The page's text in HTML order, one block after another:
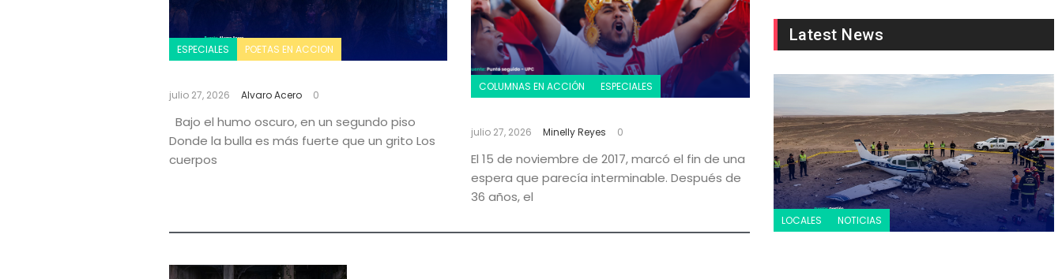
ESPECIALES POETAS EN ACCION
julio 27, 2026 Alvaro Acero 0
Bajo el humo oscuro, en un segundo piso
Donde la bulla es más fuerte que un grito Los
cuerpos
COLUMNAS EN ACCIÓN ESPECIALES
julio 27, 2026 Minelly Reyes 0
El 15 de noviembre de 2017, marcó el fin de una
espera que parecía interminable. Después de
36 años, el
Latest News
LOCALES NOTICIAS